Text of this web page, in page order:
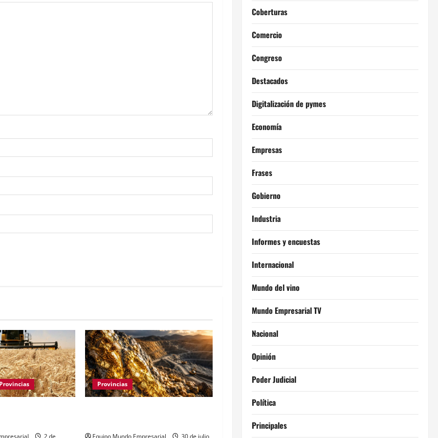
Provincias Provincias
Coberturas
Comercio
Congreso
Destacados
Digitalización de pymes
Economía
Empresas
Frases
Gobierno
Industria
Informes y encuestas
Internacional
Mundo del vino
Mundo Empresarial TV
Nacional
Opinión
Poder Judicial
Política
Principales